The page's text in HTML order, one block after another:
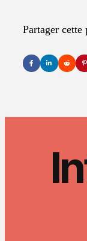
Partager cette